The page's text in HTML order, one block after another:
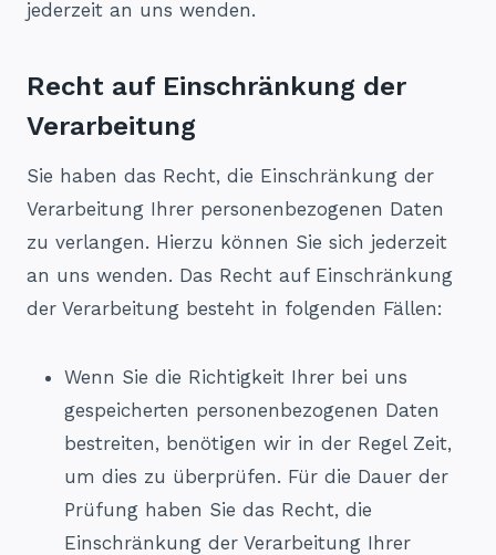
jederzeit an uns wenden.
Recht auf Einschränkung der
Verarbeitung
Sie haben das Recht, die Einschränkung der
Verarbeitung Ihrer personenbezogenen Daten
zu verlangen. Hierzu können Sie sich jederzeit
an uns wenden. Das Recht auf Einschränkung
der Verarbeitung besteht in folgenden Fällen:
Wenn Sie die Richtigkeit Ihrer bei uns
gespeicherten personenbezogenen Daten
bestreiten, benötigen wir in der Regel Zeit,
um dies zu überprüfen. Für die Dauer der
Prüfung haben Sie das Recht, die
Einschränkung der Verarbeitung Ihrer